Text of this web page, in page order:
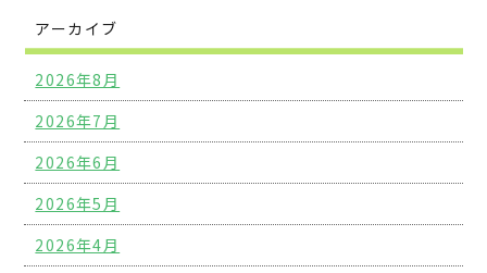
アーカイブ
2026年8月
2026年7月
2026年6月
2026年5月
2026年4月